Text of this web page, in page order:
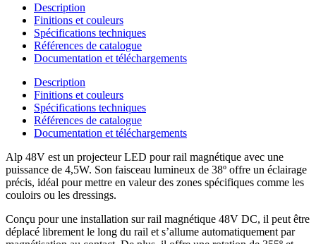
Description
Finitions et couleurs
Spécifications techniques
Références de catalogue
Documentation et téléchargements
Description
Finitions et couleurs
Spécifications techniques
Références de catalogue
Documentation et téléchargements
Alp 48V est un projecteur LED pour rail magnétique avec une
puissance de 4,5W. Son faisceau lumineux de 38º offre un éclairage
précis, idéal pour mettre en valeur des zones spécifiques comme les
couloirs ou les dressings.
Conçu pour une installation sur rail magnétique 48V DC, il peut être
déplacé librement le long du rail et s’allume automatiquement par